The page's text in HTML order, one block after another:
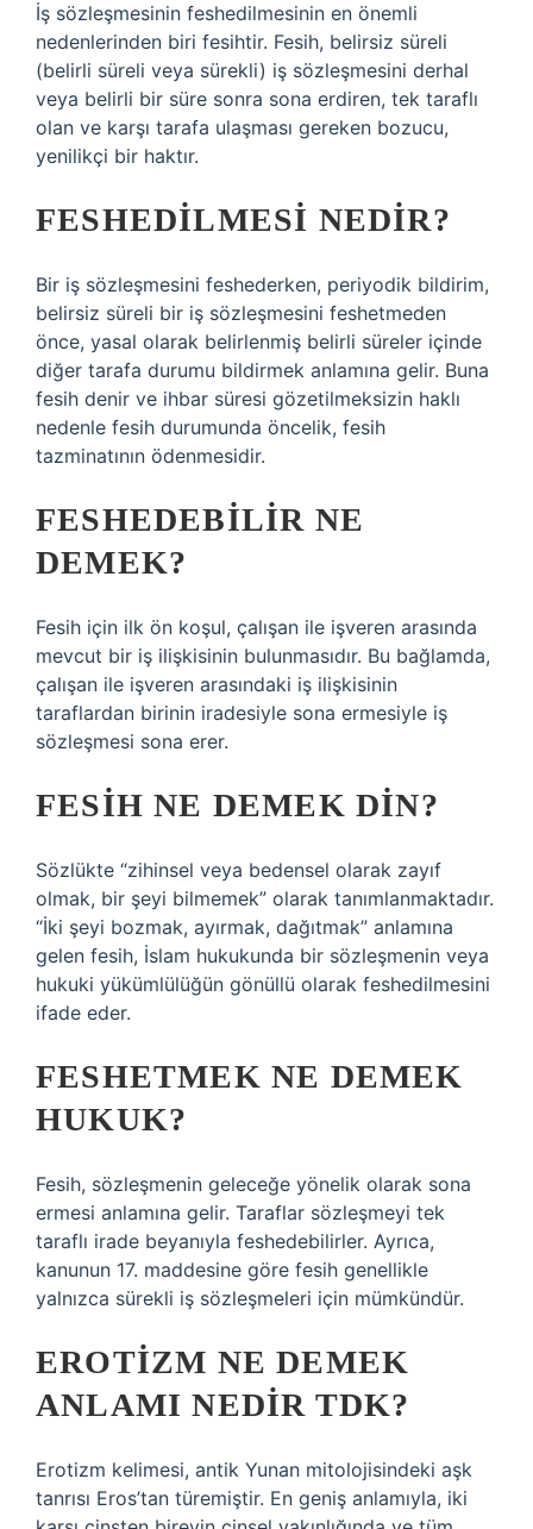
İş sözleşmesinin feshedilmesinin en önemli
nedenlerinden biri fesihtir. Fesih, belirsiz süreli
(belirli süreli veya sürekli) iş sözleşmesini derhal
veya belirli bir süre sonra sona erdiren, tek taraflı
olan ve karşı tarafa ulaşması gereken bozucu,
yenilikçi bir haktır.
FESHEDILMESI NEDIR?
Bir iş sözleşmesini feshederken, periyodik bildirim,
belirsiz süreli bir iş sözleşmesini feshetmeden
önce, yasal olarak belirlenmiş belirli süreler içinde
diğer tarafa durumu bildirmek anlamına gelir. Buna
fesih denir ve ihbar süresi gözetilmeksizin haklı
nedenle fesih durumunda öncelik, fesih
tazminatının ödenmesidir.
FESHEDEBILIR NE
DEMEK?
Fesih için ilk ön koşul, çalışan ile işveren arasında
mevcut bir iş ilişkisinin bulunmasıdır. Bu bağlamda,
çalışan ile işveren arasındaki iş ilişkisinin
taraflardan birinin iradesiyle sona ermesiyle iş
sözleşmesi sona erer.
FESIH NE DEMEK DIN?
Sözlükte “zihinsel veya bedensel olarak zayıf
olmak, bir şeyi bilmemek” olarak tanımlanmaktadır.
“İki şeyi bozmak, ayırmak, dağıtmak” anlamına
gelen fesih, İslam hukukunda bir sözleşmenin veya
hukuki yükümlülüğün gönüllü olarak feshedilmesini
ifade eder.
FESHETMEK NE DEMEK
HUKUK?
Fesih, sözleşmenin geleceğe yönelik olarak sona
ermesi anlamına gelir. Taraflar sözleşmeyi tek
taraflı irade beyanıyla feshedebilirler. Ayrıca,
kanunun 17. maddesine göre fesih genellikle
yalnızca sürekli iş sözleşmeleri için mümkündür.
EROTIZM NE DEMEK
ANLAMI NEDIR TDK?
Erotizm kelimesi, antik Yunan mitolojisindeki aşk
tanrısı Eros’tan türemiştir. En geniş anlamıyla, iki